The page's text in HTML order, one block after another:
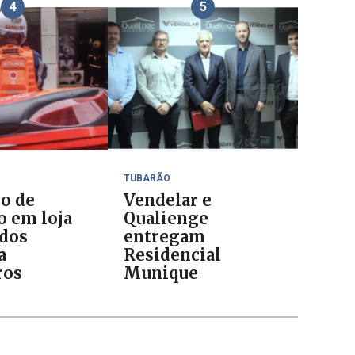
4
de
em loja
5
TUBARÃO
Vendelar e
Qualienge
entregam
Residencial
Munique